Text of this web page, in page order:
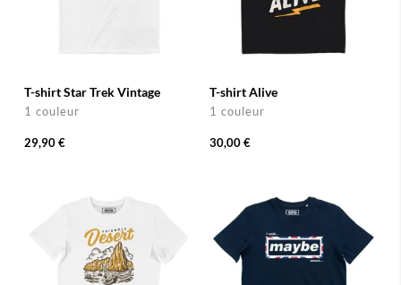
T-shirt Star Trek Vintage
1 couleur
29,90 €
T-shirt Alive
1 couleur
30,00 €